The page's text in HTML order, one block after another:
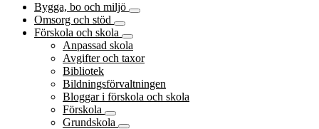
Bygga, bo och miljö
Omsorg och stöd
Förskola och skola
Anpassad skola
Avgifter och taxor
Bibliotek
Bildningsförvaltningen
Bloggar i förskola och skola
Förskola
Grundskola